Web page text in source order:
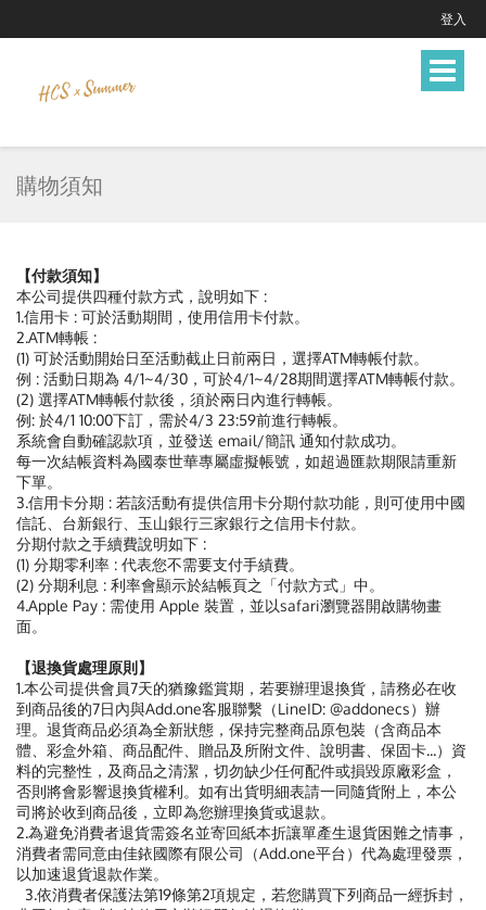
登入
Toggle
購物須知
【付款須知】
本公司提供四種付款方式，說明如下 :
1.信用卡 : 可於活動期間，使用信用卡付款。
2.ATM轉帳 :
(1) 可於活動開始日至活動截止日前兩日，選擇ATM轉帳付款。
例 : 活動日期為 4/1~4/30，可於4/1~4/28期間選擇ATM轉帳付款。
(2) 選擇ATM轉帳付款後，須於兩日內進行轉帳。
例: 於4/1 10:00下訂，需於4/3 23:59前進行轉帳。
系統會自動確認款項，並發送 email/簡訊 通知付款成功。
每一次結帳資料為國泰世華專屬虛擬帳號，如超過匯款期限請重新
下單。
3.信用卡分期 : 若該活動有提供信用卡分期付款功能，則可使用中國
信託、台新銀行、玉山銀行三家銀行之信用卡付款。
分期付款之手續費說明如下 :
(1) 分期零利率 : 代表您不需要支付手績費。
(2) 分期利息 : 利率會顯示於結帳頁之「付款方式」中。
4.Apple Pay : 需使用 Apple 裝置，並以safari瀏覽器開啟購物畫
面。
【退換貨處理原則】
1.本公司提供會員7天的猶豫鑑賞期，若要辦理退換貨，請務必在收
到商品後的7日內與Add.one客服聯繫（LineID: @addonecs）辦
理。退貨商品必須為全新狀態，保持完整商品原包裝（含商品本
體、彩盒外箱、商品配件、贈品及所附文件、說明書、保固卡...）資
料的完整性，及商品之清潔，切勿缺少任何配件或損毀原廠彩盒，
否則將會影響退換貨權利。如有出貨明細表請一同隨貨附上，本公
司將於收到商品後，立即為您辦理換貨或退款。
2.為避免消費者退貨需簽名並寄回紙本折讓單產生退貨困難之情事，
消費者需同意由佳銥國際有限公司（Add.one平台）代為處理發票，
以加速退貨退款作業。
3.依消費者保護法第19條第2項規定，若您購買下列商品一經拆封，